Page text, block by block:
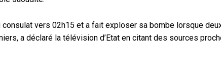
vers 02h15 et a fait exploser sa bombe lorsque
a déclaré la télévision d’Etat en citant des sources